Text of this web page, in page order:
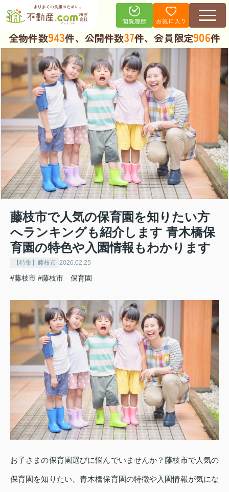
閲覧履歴 お気に入り
全物件数943件、公開件数37件、会員限定906件
藤枝市で人気の保育園を知りたい方
へランキングも紹介します 青木橋保
育園の特色や入園情報もわかります
【特集】藤枝市 2026.02.25
#藤枝市 #藤枝市 保育園
お子さまの保育園選びに悩んでいませんか？藤枝市で人気の
保育園を知りたい、青木橋保育園の特徴や入園情報が気にな